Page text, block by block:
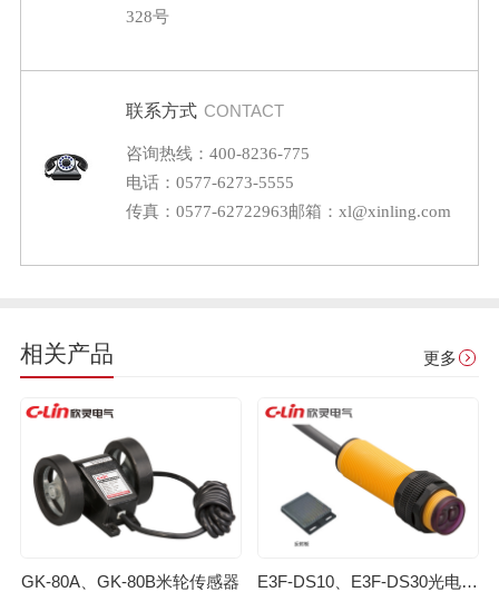
328号
联系方式 CONTACT
咨询热线：400-8236-775
电话：0577-6273-5555
传真：0577-62722963邮箱：xl@xinling.com
相关产品 更多
GK-80A、GK-80B米轮传感器 E3F-DS10、E3F-DS30光电开关